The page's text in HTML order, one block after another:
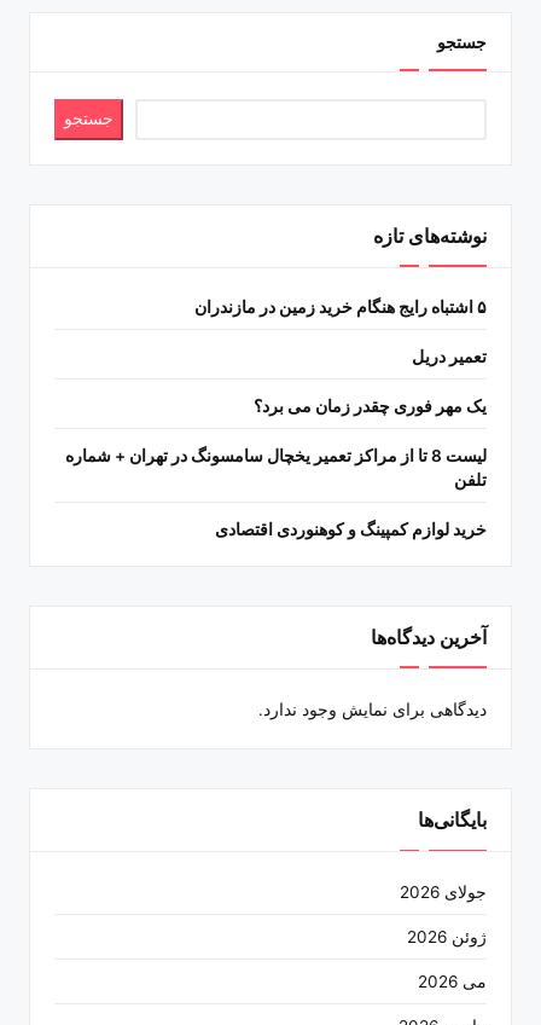
جستجو
جستجو
نوشته‌های تازه
۵ اشتباه رایج هنگام خرید زمین در مازندران
تعمیر دریل
یک مهر فوری چقدر زمان می برد؟
لیست 8 تا از مراکز تعمیر یخچال سامسونگ در تهران + شماره
تلفن
خرید لوازم کمپینگ و کوهنوردی اقتصادی
آخرین دیدگاه‌ها
دیدگاهی برای نمایش وجود ندارد.
بایگانی‌ها
جولای 2026
ژوئن 2026
می 2026